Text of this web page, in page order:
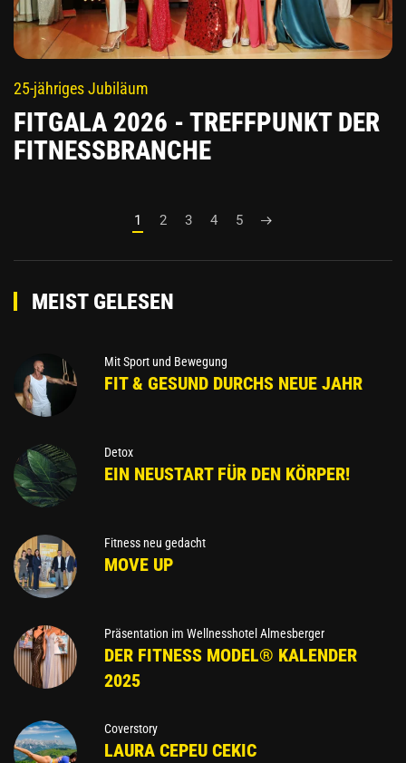
25-jähriges Jubiläum
FITGALA 2026 - TREFFPUNKT DER
FITNESSBRANCHE
1 2 3 4 5
MEIST GELESEN
Mit Sport und Bewegung
FIT & GESUND DURCHS NEUE JAHR
Detox
EIN NEUSTART FÜR DEN KÖRPER!
Fitness neu gedacht
MOVE UP
Präsentation im Wellnesshotel Almesberger
DER FITNESS MODEL® KALENDER
2025
Coverstory
LAURA CEPEU CEKIC